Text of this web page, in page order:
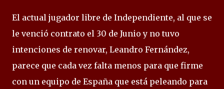
El actual jugador libre de Independiente, al que se
le venció contrato el 30 de Junio y no tuvo
intenciones de renovar, Leandro Fernández,
parece que cada vez falta menos para que firme
con un equipo de España que está peleando para